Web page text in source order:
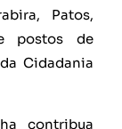
Patos,
postos de
Cidadania
contribua